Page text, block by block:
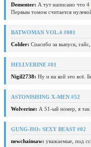
Dementer: А тут написано что 4
Первым томом считается
BATWOMAN VOL.4 #001
Colder: Спасибо за выпуск,
HELLVERINE #01
Nigil2738: Ну и на кой это всё.
ASTONISHING X-MEN #52
Wolverine: А 51-ый номер, я так
GUNG-HO: SEXY BEAST #02
newchainsaw: уважаемые, под